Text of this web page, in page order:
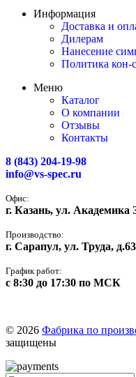
Информация
Доставка и
Дилерам
Нанесение
Политика кон-
Меню
Каталог
О компании
Отзывы
Контакты
8 (843) 204-19-98
info@vs-spec.ru
Офис:
г. Казань, ул. Академика
Производство:
г. Сарапул, ул. Труда,
График работ:
с 8:30 до 17:30 по МСК
© 2026 Фабрика по
защищены